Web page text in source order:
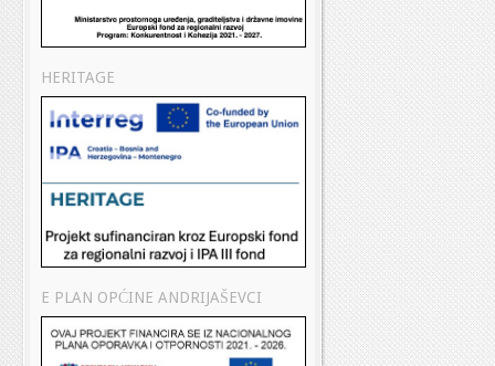
HERITAGE
E PLAN OPĆINE ANDRIJAŠEVCI